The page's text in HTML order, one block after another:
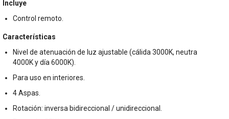
Incluye
Control remoto.
Características
Nivel de atenuación de luz ajustable (cálida 3000K, neutra
4000K y día 6000K).
Para uso en interiores.
4 Aspas.
Rotación: inversa bidireccional / unidireccional.